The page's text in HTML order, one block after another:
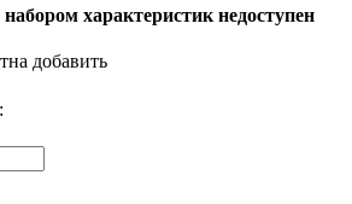
характеристик недоступен
добавить